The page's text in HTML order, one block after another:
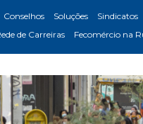
Conselhos Soluções Sindicatos
de Carreiras Fecomércio na